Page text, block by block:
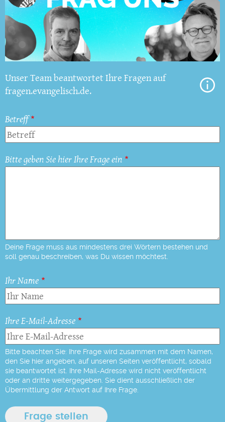
Unser Team beantwortet Ihre Fragen auf
fragen.evangelisch.de.
Betreff
Bitte geben Sie hier Ihre Frage ein
Deine Frage muss aus mindestens drei Wörtern bestehen und
soll genau beschreiben, was Du wissen möchtest.
Ihr Name
Ihre E-Mail-Adresse
Bitte beachten Sie: Ihre Frage wird zusammen mit dem Namen,
den Sie hier angeben, auf unseren Seiten veröffentlicht, sobald
sie beantwortet ist. Ihre Mail-Adresse wird nicht veröffentlicht
oder an dritte weitergegeben. Sie dient ausschließlich der
Übermittlung der Antwort auf Ihre Frage.